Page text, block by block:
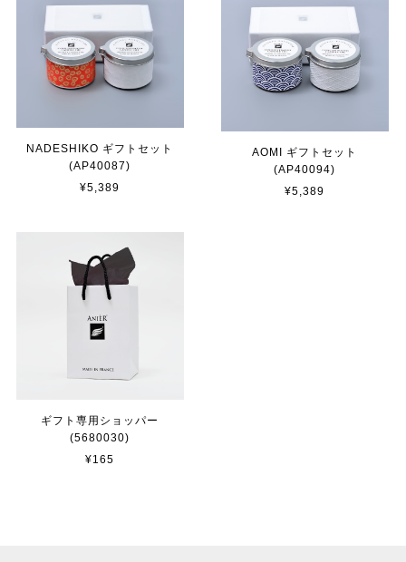
NADESHIKO ギフトセット
(AP40087)
¥5,389
AOMI ギフトセット
(AP40094)
¥5,389
ギフト専用ショッパー
(5680030)
¥165